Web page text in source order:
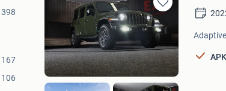
398
167
106
Bewaren
in
Mijn
Favorieten